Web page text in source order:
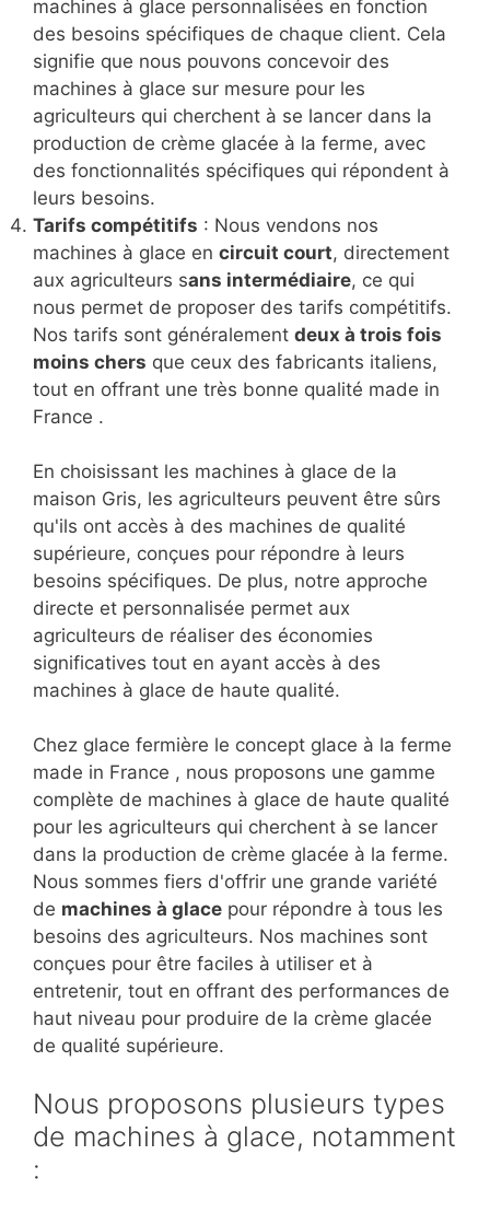
machines à glace personnalisées en fonction
des besoins spécifiques de chaque client. Cela
signifie que nous pouvons concevoir des
machines à glace sur mesure pour les
agriculteurs qui cherchent à se lancer dans la
production de crème glacée à la ferme, avec
des fonctionnalités spécifiques qui répondent à
leurs besoins.
Tarifs compétitifs : Nous vendons nos
machines à glace en circuit court, directement
aux agriculteurs sans intermédiaire, ce qui
nous permet de proposer des tarifs compétitifs.
Nos tarifs sont généralement deux à trois fois
moins chers que ceux des fabricants italiens,
tout en offrant une très bonne qualité made in
France .
En choisissant les machines à glace de la
maison Gris, les agriculteurs peuvent être sûrs
qu'ils ont accès à des machines de qualité
supérieure, conçues pour répondre à leurs
besoins spécifiques. De plus, notre approche
directe et personnalisée permet aux
agriculteurs de réaliser des économies
significatives tout en ayant accès à des
machines à glace de haute qualité.
Chez glace fermière le concept glace à la ferme
made in France , nous proposons une gamme
complète de machines à glace de haute qualité
pour les agriculteurs qui cherchent à se lancer
dans la production de crème glacée à la ferme.
Nous sommes fiers d'offrir une grande variété
de machines à glace pour répondre à tous les
besoins des agriculteurs. Nos machines sont
conçues pour être faciles à utiliser et à
entretenir, tout en offrant des performances de
haut niveau pour produire de la crème glacée
de qualité supérieure.
Nous proposons plusieurs types
de machines à glace, notamment
: